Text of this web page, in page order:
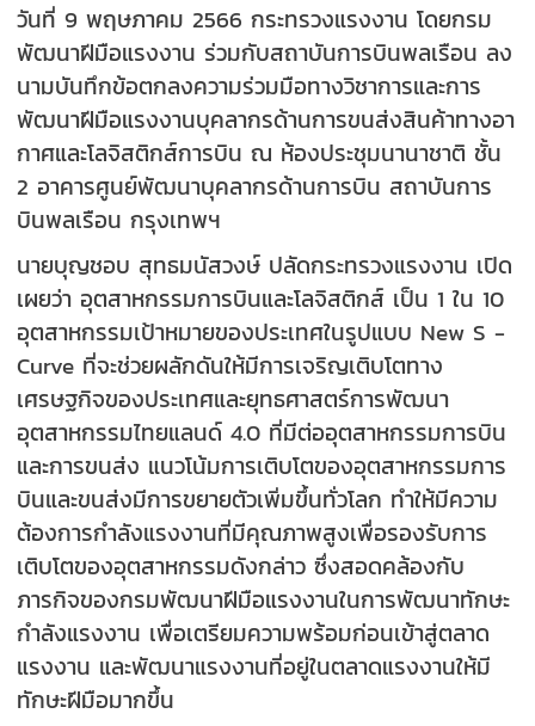
วันที่ 9 พฤษภาคม 2566 กระทรวงแรงงาน โดยกรม
พัฒนาฝีมือแรงงาน ร่วมกับสถาบันการบินพลเรือน ลง
นามบันทึกข้อตกลงความร่วมมือทางวิชาการและการ
พัฒนาฝีมือแรงงานบุคลากรด้านการขนส่งสินค้าทางอา
กาศและโลจิสติกส์การบิน ณ ห้องประชุมนานาชาติ ชั้น
2 อาคารศูนย์พัฒนาบุคลากรด้านการบิน สถาบันการ
บินพลเรือน กรุงเทพฯ
นายบุญชอบ สุทธมนัสวงษ์ ปลัดกระทรวงแรงงาน เปิด
เผยว่า อุตสาหกรรมการบินและโลจิสติกส์ เป็น 1 ใน 10
อุตสาหกรรมเป้าหมายของประเทศในรูปแบบ New S -
Curve ที่จะช่วยผลักดันให้มีการเจริญเติบโตทาง
เศรษฐกิจของประเทศและยุทธศาสตร์การพัฒนา
อุตสาหกรรมไทยแลนด์ 4.0 ที่มีต่ออุตสาหกรรมการบิน
และการขนส่ง แนวโน้มการเติบโตของอุตสาหกรรมการ
บินและขนส่งมีการขยายตัวเพิ่มขึ้นทั่วโลก ทำให้มีความ
ต้องการกำลังแรงงานที่มีคุณภาพสูงเพื่อรองรับการ
เติบโตของอุตสาหกรรมดังกล่าว ซึ่งสอดคล้องกับ
ภารกิจของกรมพัฒนาฝีมือแรงงานในการพัฒนาทักษะ
กำลังแรงงาน เพื่อเตรียมความพร้อมก่อนเข้าสู่ตลาด
แรงงาน และพัฒนาแรงงานที่อยู่ในตลาดแรงงานให้มี
ทักษะฝีมือมากขึ้น